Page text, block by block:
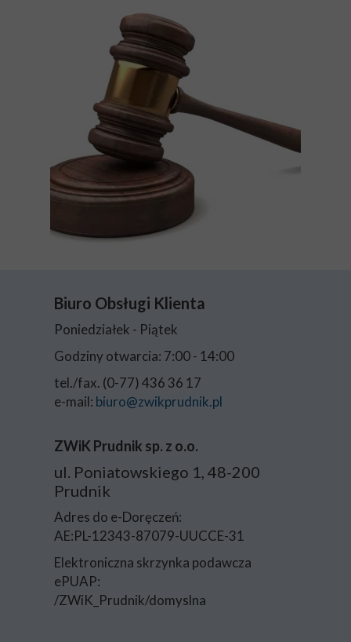
Biuro Obsługi Klienta
Poniedziałek - Piątek
Godziny otwarcia: 7:00 - 14:00
tel./fax. (0-77) 436 36 17
e-mail: biuro@zwikprudnik.pl
ZWiK Prudnik sp. z o.o.
ul. Poniatowskiego 1, 48-200
Prudnik
Adres do e-Doręczeń:
AE:PL-12343-87079-UUCCE-31
Elektroniczna skrzynka podawcza
ePUAP:
/ZWiK_Prudnik/domyslna